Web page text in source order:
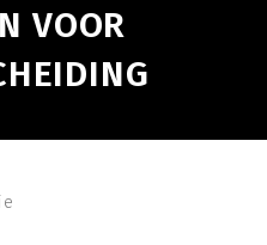
VOOR